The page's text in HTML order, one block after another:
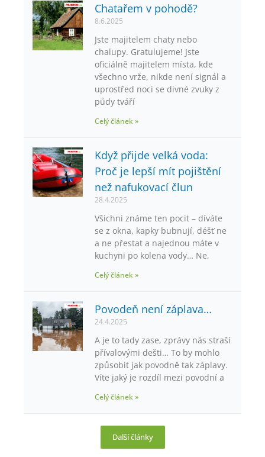
Chatařem v pohodě?
8.6.2025
Jste majitelem chaty nebo
chalupy. Gratulujeme! Jste
oficiálně majitelem místa, kde
všechno vrže, nikde není signál a
uprostřed noci se divné zvuky z
půdy tváří
Celý článek »
Když přijde velká voda:
Proč je lepší mít pojištění
než nafukovací člun
28.4.2025
Všichni známe ten pocit – díváte
se z okna, kapky bubnují, déšť ne
a ne přestat a najednou máte v
kuchyni po kolena vody… Ne,
Celý článek »
Povodeň není záplava…
24.4.2025
A je to tady zase, zprávy nás straší
přívalovými dešti… To by mohlo
způsobit jak povodně tak záplavy.
Víte jaký je rozdíl mezi povodní a
Celý článek »
Další články